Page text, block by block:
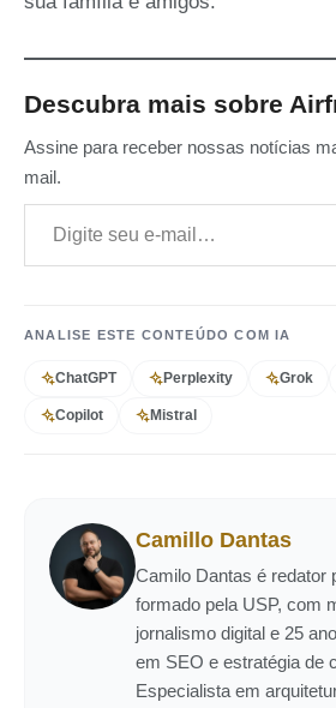
Descubra mais sobre
Assine para receber nossas notícias
mail.
Digite seu e-mail…
ANALISE ESTE CONTEÚDO COM IA
ChatGPT Perplexity Grok
Copilot Mistral
Camillo Dantas
Camilo Dantas é redator
formado pela USP, com
jornalismo digital e 25
em SEO e estratégia de
Especialista em